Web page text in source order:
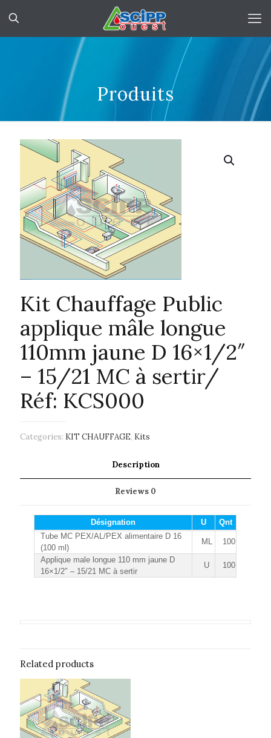
Produits
Kit Chauffage Public
applique mâle longue
110mm jaune D 16×1/2″
– 15/21 MC à sertir/
Réf: KCS000
Categories: KIT CHAUFFAGE, Kits
Description
Reviews 0
Désignation U
Qnt
Tube MC PEX/AL/PEX alimentaire D 16
(100 ml)
ML
100
Applique male longue 110 mm jaune D
16×1/2″ – 15/21 MC à sertir
U 100
Related products